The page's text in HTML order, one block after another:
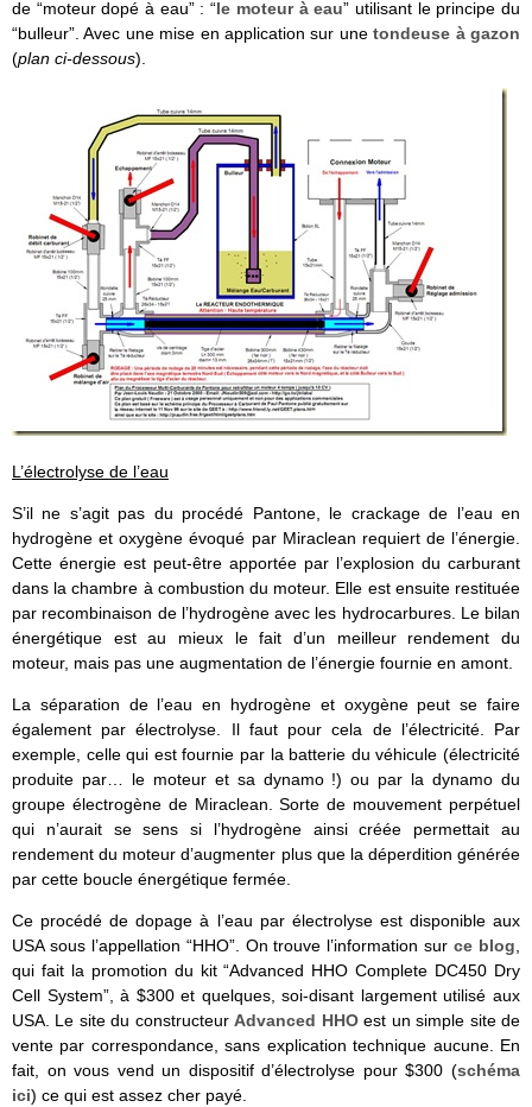
de “moteur dopé à eau” : “le moteur à eau” utilisant le principe du
“bulleur”. Avec une mise en application sur unetondeuse à gazon
(plan ci-dessous).
L’électrolyse de l’eau
S’il ne s’agit pas du procédé Pantone, le crackage de l’eau en
hydrogène et oxygène évoqué par Miraclean requiert de l’énergie.
Cette énergie est peut-être apportée par l’explosion du carburant
dans la chambre à combustion du moteur. Elle est ensuite restituée
par recombinaison de l’hydrogène avec les hydrocarbures. Le bilan
énergétique est au mieux le fait d’un meilleur rendement du
moteur, mais pas une augmentation de l’énergie fournie en amont.
La séparation de l’eau en hydrogène et oxygène peut se faire
également par électrolyse. Il faut pour cela de l’électricité. Par
exemple, celle qui est fournie par la batterie du véhicule (électricité
produite par… le moteur et sa dynamo !) ou par la dynamo du
groupe électrogène de Miraclean. Sorte de mouvement perpétuel
qui n’aurait se sens si l’hydrogène ainsi créée permettait au
rendement du moteur d’augmenter plus que la déperdition générée
par cette boucle énergétique fermée.
Ce procédé de dopage à l’eau par électrolyse est disponible aux
USA sous l’appellation “HHO”. On trouve l’information surce blog
qui fait la promotion du kit “Advanced HHO Complete DC450 Dry
Cell System”, à $300 et quelques, soi-disant largement utilisé aux
USA. Le site du constructeurAdvanced HHOest un simple site de
vente par correspondance, sans explication technique aucune. En
fait, on vous vend un dispositif d’électrolyse pour $300 (schéma
ici) ce qui est assez cher payé.